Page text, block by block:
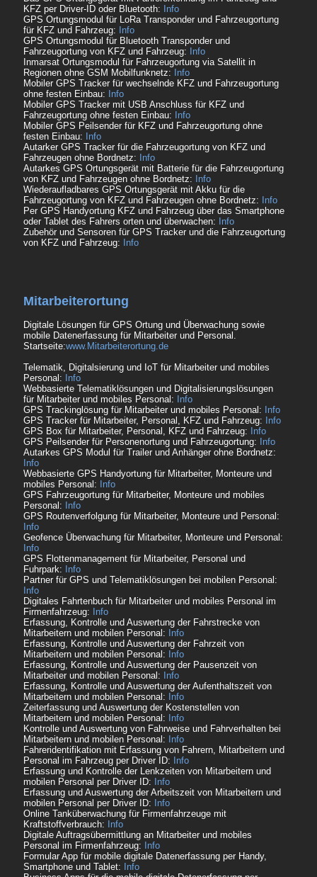
KFZ per Driver-ID oder Bluetooth:
Info
GPS Ortungsmodul für LoRa Transponder und Fahrzeugortung
für KFZ und Fahrzeug:
Info
GPS Ortungsmodul für Bluetooth Transponder und
Fahrzeugortung von KFZ und Fahrzeug:
Info
Inmarsat Ortungsmodul für Fahrzeugortung via Satellit in
Regionen ohne GSM Mobilfunknetz:
Info
Mobiler GPS Tracker für wechselnde KFZ und Fahrzeugortung
ohne festen Einbau:
Info
Mobiler GPS Tracker mit USB Anschluss für KFZ und
Fahrzeugortung ohne festen Einbau:
Info
Mobiler GPS Peilsender für KFZ und Fahrzeugortung ohne
festen Einbau:
Info
Autarker GPS Tracker für die Fahrzeugortung von KFZ und
Fahrzeugen ohne Bordnetz:
Info
Autarkes GPS Ortungsgerät mit Batterie für die Fahrzeugortung
von KFZ und Fahrzeugen ohne Bordnetz:
Info
Wiederaufladbares GPS Ortungsgerät mit Akku für die
Fahrzeugortung von KFZ und Fahrzeugen ohne Bordnetz:
Info
Per GPS Handyortung KFZ und Fahrzeug über das Smartphone
oder Tablet des Fahrers orten und überwachen:
Info
Zubehör und Sensoren für GPS Tracker und die Fahrzeugortung
von KFZ und Fahrzeug:
Info
Mitarbeiterortung
Digitale Lösungen für GPS Ortung und Überwachung sowie
mobile Datenerfassung für Mitarbeiter und Personal.
Startseite:www.Mitarbeiterortung.de
Telematik, Digitalsierung und IoT für Mitarbeiter und mobiles
Personal: Info
Webbasierte Telematiklösungen und Digitalisierungslösungen
für Mitarbeiter und mobiles Personal: Info
GPS Trackinglösung für Mitarbeiter und mobiles Personal: Info
GPS Tracker für Mitarbeiter, Personal, KFZ und Fahrzeug: Info
GPS Box für Mitarbeiter, Personal, KFZ und Fahrzeug: Info
GPS Peilsender für Personenortung und Fahrzeugortung: Info
Autarkes GPS Modul für Trailer und Anhänger ohne Bordnetz:
Info
Webbasierte GPS Handyortung für Mitarbeiter, Monteure und
mobiles Personal: Info
GPS Fahrzeugortung für Mitarbeiter, Monteure und mobiles
Personal: Info
GPS Routenverfolgung für Mitarbeiter, Monteure und Personal:
Info
Geofence Überwachung für Mitarbeiter, Monteure und Personal:
Info
GPS Flottenmanagement für Mitarbeiter, Personal und
Fuhrpark: Info
Partner für GPS und Telematiklösungen bei mobilen Personal:
Info
Digitales Fahrtenbuch für Mitarbeiter und mobiles Personal im
Firmenfahrzeug: Info
Erfassung, Kontrolle und Auswertung der Fahrstrecke von
Mitarbeitern und mobilen Personal: Info
Erfassung, Kontrolle und Auswertung der Fahrzeit von
Mitarbeitern und mobilen Personal: Info
Erfassung, Kontrolle und Auswertung der Pausenzeit von
Mitarbeiter und mobilen Personal: Info
Erfassung, Kontrolle und Auswertung der Aufenthaltszeit von
Mitarbeitern und mobilen Personal: Info
Zeiterfassung und Auswertung der Kostenstellen von
Mitarbeitern und mobilen Personal: Info
Kontrolle und Auswertung von Fahrweise und Fahrverhalten bei
Mitarbeitern und mobilen Personal: Info
Fahreridentifikation mit Erfassung von Fahrern, Mitarbeitern und
Personal im Fahrzeug per Driver ID: Info
Erfassung und Kontrolle der Lenkzeiten von Mitarbeitern und
mobilen Personal per Driver ID: Info
Erfassung und Auswertung der Arbeitszeit von Mitarbeitern und
mobilen Personal per Driver ID: Info
Online Tanküberwachung für Firmenfahrzeuge mit
Kraftstoffverbrauch: Info
Digitale Auftragsübermittlung an Mitarbeiter und mobiles
Personal im Firmenfahrzeug: Info
Formular App für mobile digitale Datenerfassung per Handy,
Smartphone und Tablet: Info